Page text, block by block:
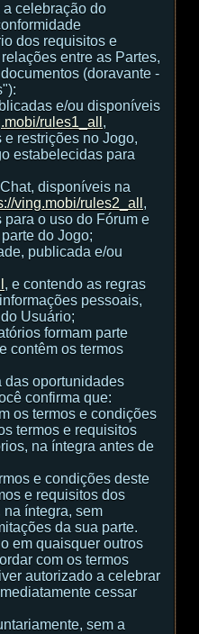
a celebração do
dos requisitos e
entre as Partes,
(doravante -
e/ou disponíveis
rules1_all ,
restrições no Jogo,
estabelecidas para
disponíveis na
ving.mobi/rules2_all ,
o uso do Fórum e
do Jogo;
publicada e/ou
, e contendo as regras
pessoais,
Usuário;
formam parte
contêm os termos
das oportunidades
confirma que:
os termos e condições
termos e requisitos
na íntegra antes de
e condições deste
e requisitos dos
na íntegra, sem
da sua parte.
em quaisquer outros
com os termos
autorizado a celebrar
cessar
sem a